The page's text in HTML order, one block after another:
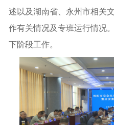
述以及湖南省、永州市相关
作有关情况及专班运行情况
下阶段工作。